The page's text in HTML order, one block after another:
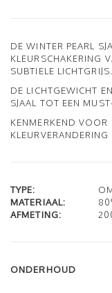
DE WINTER PEARL
KLEURSCHAKERING
SUBTIELE LICHTGRIJS.
DE LICHTGEWICHT
SJAAL TOT EEN
KENMERKEND VOOR
KLEURVERANDERING
TYPE:
MATERIAAL:
AFMETING:
ONDERHOUD